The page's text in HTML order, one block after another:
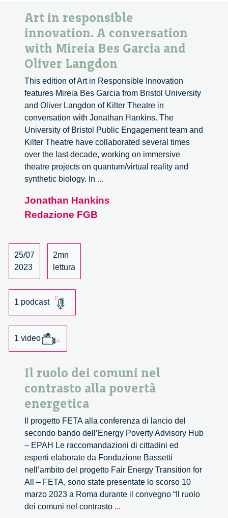
Art in responsible
innovation. A conversation
with Mireia Bes Garcia and
Oliver Langdon
This edition of Art in Responsible Innovation
features Mireia Bes Garcia from Bristol University
and Oliver Langdon of Kilter Theatre in
conversation with Jonathan Hankins. The
University of Bristol Public Engagement team and
Kilter Theatre have collaborated several times
over the last decade, working on immersive
theatre projects on quantum/virtual reality and
synthetic biology. In ...
responsible
Jonathan Hankins
Redazione FGB
25/07
2023
2mn
lettura
1 podcast
1 video
Il ruolo dei comuni nel
contrasto alla povertà
energetica
Il progetto FETA alla conferenza di lancio del
secondo bando dell’Energy Poverty Advisory Hub
– EPAH Le raccomandazioni di cittadini ed
esperti elaborate da Fondazione Bassetti
nell’ambito del progetto Fair Energy Transition for
All – FETA, sono state presentate lo scorso 10
marzo 2023 a Roma durante il convegno “Il ruolo
dei comuni nel contrasto ...